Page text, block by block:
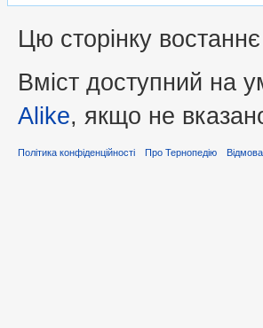
Цю сторінку
Вміст доступний на
Alike, якщо не
Політика конфіденційності Про Тернопедію